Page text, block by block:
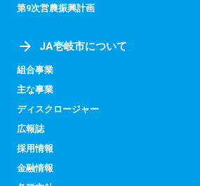
第9次営農振興計画
JA壱岐市について
組合事業
主な事業
ディスクロージャー
広報誌
採用情報
金融情報